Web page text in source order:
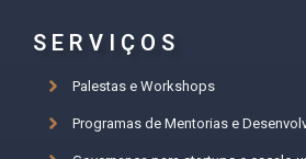
SERVIÇOS
Palestas e Workshops
Programas de Mentorias e